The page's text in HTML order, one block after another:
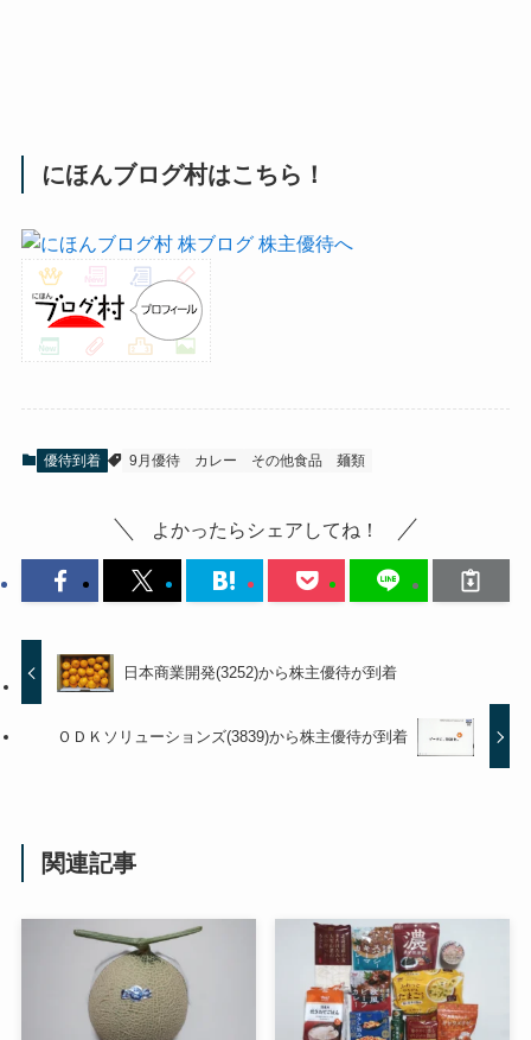
にほんブログ村はこちら！
優待到着 9月優待 カレー その他食品 麺類
よかったらシェアしてね！
日本商業開発(3252)から株主優待が到着
ＯＤＫソリューションズ(3839)から株主優待が到着
関連記事